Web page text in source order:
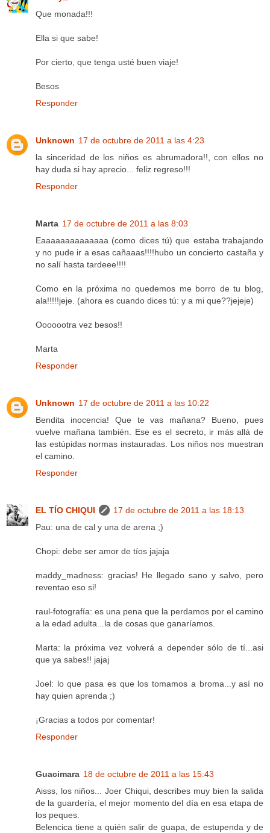
Que monada!!!
Ella si que sabe!
Por cierto, que tenga usté buen viaje!
Besos
Responder
Unknown 17 de octubre de 2011 a las 4:23
la sinceridad de los niños es abrumadora!!, con ellos no
hay duda si hay aprecio... feliz regreso!!!
Responder
Marta 17 de octubre de 2011 a las 8:03
Eaaaaaaaaaaaaaa (como dices tú) que estaba trabajando
y no pude ir a esas cañaaas!!!!hubo un concierto castaña y
no salí hasta tardeee!!!!
Como en la próxima no quedemos me borro de tu blog,
ala!!!!!jeje. (ahora es cuando dices tú: y a mi que??jejeje)
Ooooootra vez besos!!
Marta
Responder
Unknown 17 de octubre de 2011 a las 10:22
Bendita inocencia! Que te vas mañana? Bueno, pues
vuelve mañana también. Ese es el secreto, ir más allá de
las estúpidas normas instauradas. Los niños nos muestran
el camino.
Responder
EL TÍO CHIQUI
17 de octubre de 2011 a las 18:13
Pau: una de cal y una de arena ;)
Chopi: debe ser amor de tíos jajaja
maddy_madness: gracias! He llegado sano y salvo, pero
reventao eso si!
raul-fotografía: es una pena que la perdamos por el camino
a la edad adulta...la de cosas que ganaríamos.
Marta: la próxima vez volverá a depender sólo de tí...asi
que ya sabes!! jajaj
Joel: lo que pasa es que los tomamos a broma...y así no
hay quien aprenda ;)
¡Gracias a todos por comentar!
Responder
Guacimara 18 de octubre de 2011 a las 15:43
Aisss, los niños... Joer Chiqui, describes muy bien la salida
de la guardería, el mejor momento del día en esa etapa de
los peques.
Belencica tiene a quién salir de guapa, de estupenda y de